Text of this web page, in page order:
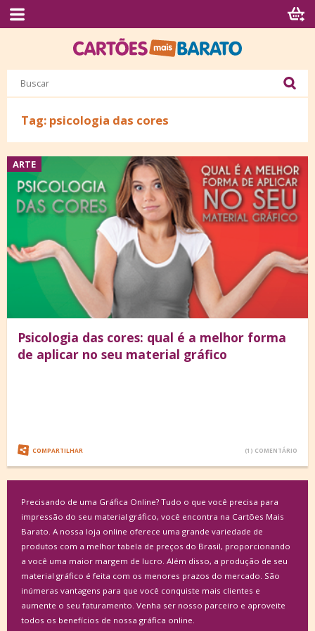
Tag: psicologia das cores
ARTE
Psicologia das cores: qual é a melhor forma
de aplicar no seu material gráfico
COMPARTILHAR (1) COMENTÁRIO
Precisando de uma Gráfica Online? Tudo o que você precisa para
impressão do seu material gráfico, você encontra na Cartões Mais
Barato. A nossa loja online oferece uma grande variedade de
produtos com a melhor tabela de preços do Brasil, proporcionando
a você uma maior margem de lucro. Além disso, a produção de seu
material gráfico é feita com os menores prazos do mercado. São
inúmeras vantagens para que você conquiste mais clientes e
aumente o seu faturamento. Venha ser nosso parceiro e aproveite
todos os benefícios de nossa gráfica online.